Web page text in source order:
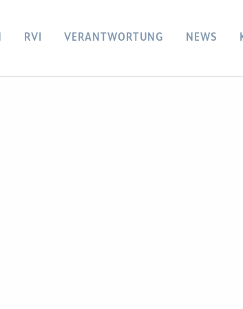
RVI VERANTWORTUNG NEWS